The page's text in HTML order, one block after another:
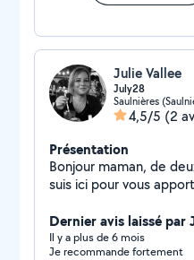
Julie Vallee
July28
Saulnières
4,5/5 (2
Présentation
Bonjour maman, de
suis ici pour vous
propositions. Bonne
Dernier avis laissé par
Il y a plus de 6 mois
Je recommande fortement